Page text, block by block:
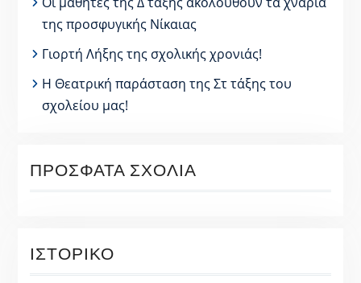
της προσφυγικής Νίκαιας
Γιορτή Λήξης της σχολικής χρονιάς!
Η Θεατρική παράσταση της Στ τάξης του
σχολείου μας!
ΠΡΌΣΦΑΤΑ ΣΧΌΛΙΑ
ΙΣΤΟΡΙΚΌ